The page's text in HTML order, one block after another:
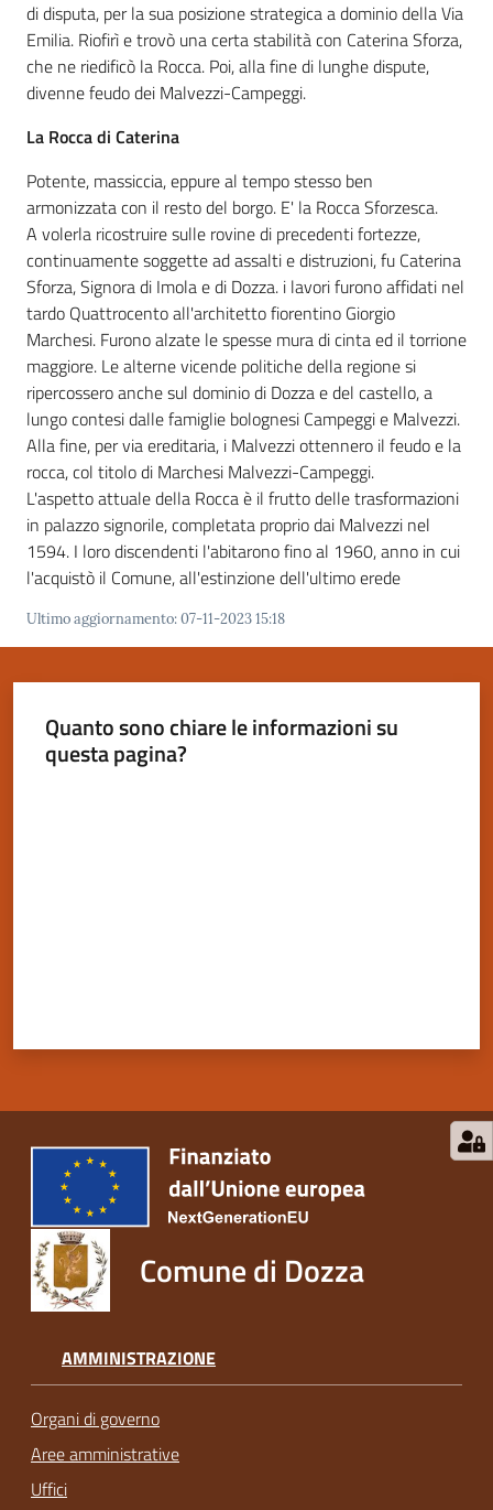
Seguici
su
di disputa, per la sua posizione strategica a dominio della Via
Emilia. Riofirì e trovò una certa stabilità con Caterina Sforza,
che ne riedificò la Rocca. Poi, alla fine di lunghe dispute,
divenne feudo dei Malvezzi-Campeggi.
La Rocca di Caterina
Potente, massiccia, eppure al tempo stesso ben
armonizzata con il resto del borgo. E' la Rocca Sforzesca.
A volerla ricostruire sulle rovine di precedenti fortezze,
continuamente soggette ad assalti e distruzioni, fu Caterina
Sforza, Signora di Imola e di Dozza. i lavori furono affidati nel
tardo Quattrocento all'architetto fiorentino Giorgio
Marchesi. Furono alzate le spesse mura di cinta ed il torrione
maggiore. Le alterne vicende politiche della regione si
ripercossero anche sul dominio di Dozza e del castello, a
lungo contesi dalle famiglie bolognesi Campeggi e Malvezzi.
Alla fine, per via ereditaria, i Malvezzi ottennero il feudo e la
rocca, col titolo di Marchesi Malvezzi-Campeggi.
L'aspetto attuale della Rocca è il frutto delle trasformazioni
in palazzo signorile, completata proprio dai Malvezzi nel
1594. I loro discendenti l'abitarono fino al 1960, anno in cui
l'acquistò il Comune, all'estinzione dell'ultimo erede
Ultimo aggiornamento:07-11-2023 15:18
Quanto sono chiare le informazioni su
questa pagina?
Comune di Dozza
AMMINISTRAZIONE
Organi di governo
Aree amministrative
Uffici